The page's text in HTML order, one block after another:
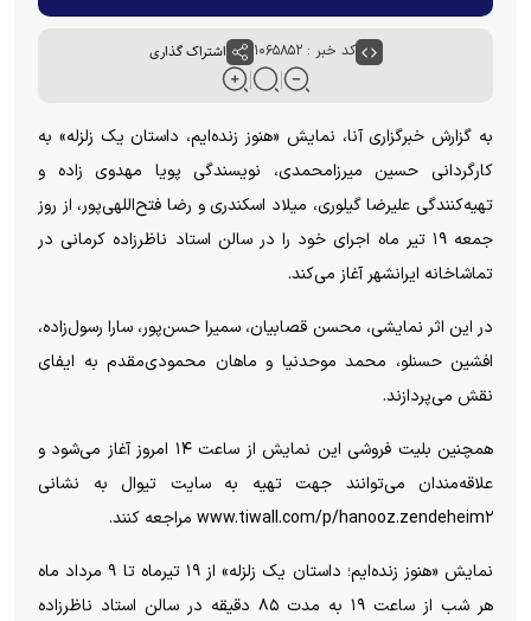
کد خبر : ۱۰۶۵۸۵۲ اشتراک گذاری
به گزارش خبرگزاری آنا، نمایش «هنوز زنده‌ایم، داستان یک زلزله» به
کارگردانی حسین میرزامحمدی، نویسندگی پویا مهدوی زاده و
تهیه‌کنندگی علیرضا گیلوری، میلاد اسکندری و رضا فتح‌اللهی‌پور، از روز
جمعه ۱۹ تیر ماه اجرای خود را در سالن استاد ناظرزاده کرمانی در
تماشاخانه ایرانشهر آغاز می‌کند.
در این اثر نمایشی، محسن قصابیان، سمیرا حسن‌پور، سارا رسول‌زاده،
افشین حسنلو، محمد موحدنیا و ماهان محمودی‌مقدم به ایفای
نقش می‌پردازند.
همچنین بلیت فروشی این نمایش از ساعت ۱۴ امروز آغاز می‌شود و
علاقه‌مندان می‌توانند جهت تهیه به سایت تیوال به نشانی
www.tiwall.com/p/hanooz.zendeheim۲ مراجعه کنند.
نمایش «هنوز زنده‌ایم؛ داستان یک زلزله» از ۱۹ تیرماه تا ۹ مرداد ماه
هر شب از ساعت ۱۹ به مدت ۸۵ دقیقه در سالن استاد ناظرزاده